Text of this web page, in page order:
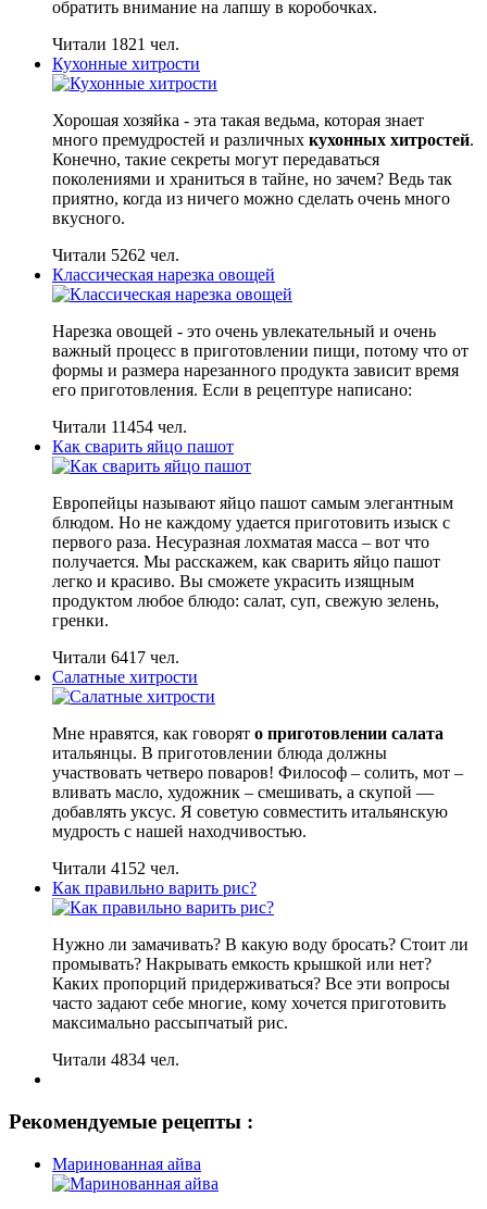
обратить внимание на лапшу в коробочках.
Читали 1821 чел.
Кухонные хитрости
Хорошая хозяйка - эта такая ведьма, которая знает
много премудростей и различных кухонных хитростей.
Конечно, такие секреты могут передаваться
поколениями и храниться в тайне, но зачем? Ведь так
приятно, когда из ничего можно сделать очень много
вкусного.
Читали 5262 чел.
Классическая нарезка овощей
Нарезка овощей - это очень увлекательный и очень
важный процесс в приготовлении пищи, потому что от
формы и размера нарезанного продукта зависит время
его приготовления. Если в рецептуре написано:
Читали 11454 чел.
Как сварить яйцо пашот
Европейцы называют яйцо пашот самым элегантным
блюдом. Но не каждому удается приготовить изыск с
первого раза. Несуразная лохматая масса – вот что
получается. Мы расскажем, как сварить яйцо пашот
легко и красиво. Вы сможете украсить изящным
продуктом любое блюдо: салат, суп, свежую зелень,
гренки.
Читали 6417 чел.
Салатные хитрости
Мне нравятся, как говорят о приготовлении салата
итальянцы. В приготовлении блюда должны
участвовать четверо поваров! Философ – солить, мот –
вливать масло, художник – смешивать, а скупой —
добавлять уксус. Я советую совместить итальянскую
мудрость с нашей находчивостью.
Читали 4152 чел.
Как правильно варить рис?
Нужно ли замачивать? В какую воду бросать? Стоит ли
промывать? Накрывать емкость крышкой или нет?
Каких пропорций придерживаться? Все эти вопросы
часто задают себе многие, кому хочется приготовить
максимально рассыпчатый рис.
Читали 4834 чел.
Рекомендуемые рецепты :
Маринованная айва